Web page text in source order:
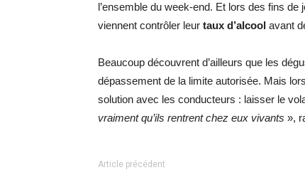
l’ensemble du week-end. Et lors des fins
viennent contrôler leur taux d’alcool avant
Beaucoup découvrent d’ailleurs que les
dépassement de la limite autorisée. Mais
solution avec les conducteurs : laisser le
vraiment qu’ils rentrent chez eux vivants »,
Article précédent